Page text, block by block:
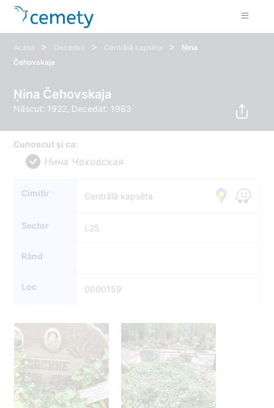
Acasă > Decedați > Centrālā kapsēta >
Ņina
Čehovskaja
Ņina Čehovskaja
Născut: 1922, Decedat: 1983
Cunoscut și ca:
Нина Чеховская
Cimitir Centrālā kapsēta
Sector L25
Rând
Loc 0000159